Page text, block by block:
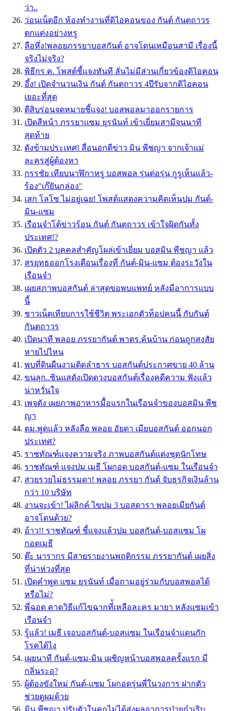
ว่า..
ว่อนเน็ตอีก ห้องทำงานที่ดิไอคอนของ กันต์ กันตถาวร
ตกแต่งอย่างหรู
ลือหึ่ง!พลอยภรรยาบอสกันต์ อาจโดนเหมือนสามี เรื่องนี้
จริงไม่จริง?
พิธีกร ค. โพสต์ชี้แจงทันที ลั่นไม่มีส่วนเกี่ยวข้องดิไอคอน
อึ้ง! เปิดจำนวนเงิน กันต์ กันตถาวร 4ปีรับจากดิไอคอน
เยอะที่สุด
ตีสิบร่อนจดหมายชี้แจง! บอสพอลมาออกรายการ
เปิดสีหน้า ภรรยาแซม ยุรนันท์ เข้าเยี่ยมสามีจนนาที
สุดท้าย
ดังข้ามประเทศ! สื่อนอกตีข่าว มิน พีชญา จากเจ้าแม่
ละครสู่ผู้ต้องหา
กรรชัย เทียบนาฬิกาหรู บอสพอล รุ่นต่อรุ่น กูรูเห็นแล้ว-
ร้อง"เก๊ยันกล่อง"
เสก โลโซ ไม่อยู่เฉย! โพสต์แสดงความคิดเห็นปม กันต์-
มิน-แซม
เรือนจำโต้ข่าวร้อน กันต์ กันตถาวร เข้าใจผิดกันทั้ง
ประเทศ!?
เปิดตัว 2 บุคคลสำคัญโผล่เข้าเยี่ยม บอสมิน พีชญา แล้ว
สรยุทธออกโรงเตือนเรื่องที่ กันต์-มิน-แซม ต้องระวังใน
เรือนจำ
เผยสภาพบอสกันต์ ล่าสุดขอพบแพทย์ หลังมีอาการแบบ
นี้
ชาวเน็ตเทียบการใช้ชีวิต พระเอกตัวท็อปคนนี้ กับกันต์
กันตถาวร
เปิดนาที พลอย ภรรยากันต์ พาตร.ค้นบ้าน ก่อนถูกสงสัย
หายไปไหน
พบที่ดินผืนงามติดลำธาร บอสกันต์ประกาศขาย 40 ล้าน
ขนลุก..ซินแสดังเปิดดวงบอสกันต์เรื่องคดีความ ฟังแล้ว
น่าหวั่นใจ
เพจดัง เผยภาพอาหารมื้อแรกในเรือนจำของบอสมิน พีช
ญา
ตม.พูดแล้ว หลังลือ พลอย อัยดา เมียบอสกันต์ ออกนอก
ประเทศ?
ราชทัณฑ์แจงความจริง ภาพบอสกันต์แต่งชุดนักโทษ
ราชทัณฑ์ แจงปม เมธี โผกอด บอสกันต์-แซม ในเรือนจำ
สวยรวยไม่ธรรมดา! พลอย ภรรยา กันต์ จับธุรกิจเงินล้าน
กว่า 10 บริษัท
งานจะเข้า! ไผ่ลิกค์ ไขปม 3 บอสดารา พลอยเมียกันต์
อาจโดนด้วย?
อ้าว!! ราชทัณฑ์ ชี้แจงแล้วปม บอสกันต์-บอสแซม โผ
กอดเมธี
ต๊ะ นารากร มีสายรายงานพฤติกรรม ภรรยากันต์ เผยสิ่ง
ที่น่าห่วงที่สุด
เปิดคำพูด แซม ยุรนันท์ เมื่อถามอยู่ร่วมกับบอสพอลได้
หรือไม่?
พี่ฉอด คาดวิธีแก้ไขฉากที่้เหลือละคร มายา หลังแซมเข้า
เรือนจำ
รู้แล้ว! เมธี เจอบอสกันต์-บอสแซม ในเรือนจำแดนกัก
โรคได้ไง
เผยนาที กันต์-แซม-มิน เผชิญหน้าบอสพอลครั้งแรก มี
กลิ่นระอุ?
ผู้ต้องขังใหม่ กันต์-แซม โผกอดรุ่นพี่ในวงการ ฝากตัว
ช่วยดูผมด้วย